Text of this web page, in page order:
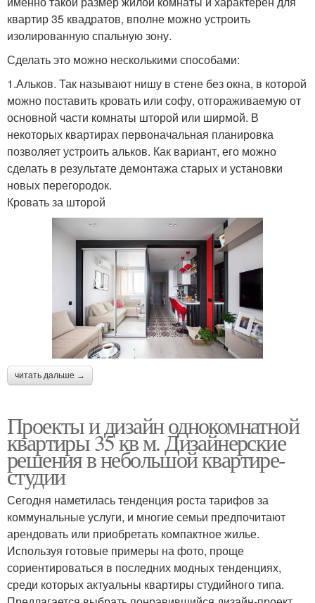
квартир 35 квадратов, вполне можно устроить
изолированную спальную зону.
Сделать это можно несколькими способами:
1.Альков. Так называют нишу в стене без окна, в которой
можно поставить кровать или софу, отгораживаемую от
основной части комнаты шторой или ширмой. В
некоторых квартирах первоначальная планировка
позволяет устроить альков. Как вариант, его можно
сделать в результате демонтажа старых и установки
новых перегородок.
Кровать за шторой
читать дальше →
Проекты и дизайн однокомнатной
квартиры 35 кв м. Дизайнерские
решения в небольшой квартире-
студии
Сегодня наметилась тенденция роста тарифов за
коммунальные услуги, и многие семьи предпочитают
арендовать или приобретать компактное жилье.
Используя готовые примеры на фото, проще
сориентироваться в последних модных тенденциях,
среди которых актуальны квартиры студийного типа.